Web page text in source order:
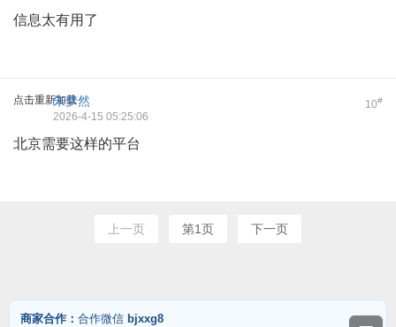
信息太有用了
点击重新加载 10#
朱梦然
2026-4-15 05:25:06
北京需要这样的平台
上一页 第1页 下一页
商家合作： 合作微信 bjxxg8